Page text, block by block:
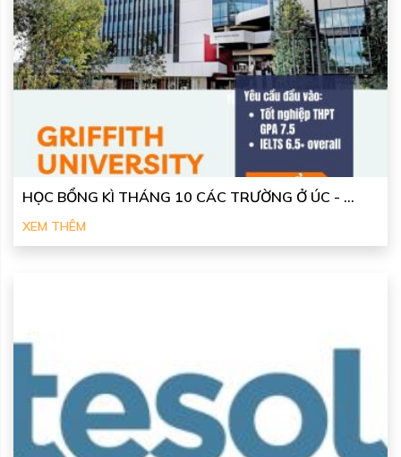
HỌC BỔNG KÌ THÁNG 10 CÁC TRƯỜNG Ở ÚC - ...
XEM THÊM